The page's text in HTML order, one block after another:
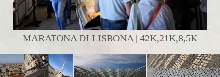
MARATONA DI LISBONA | 42K,21K,8,5K